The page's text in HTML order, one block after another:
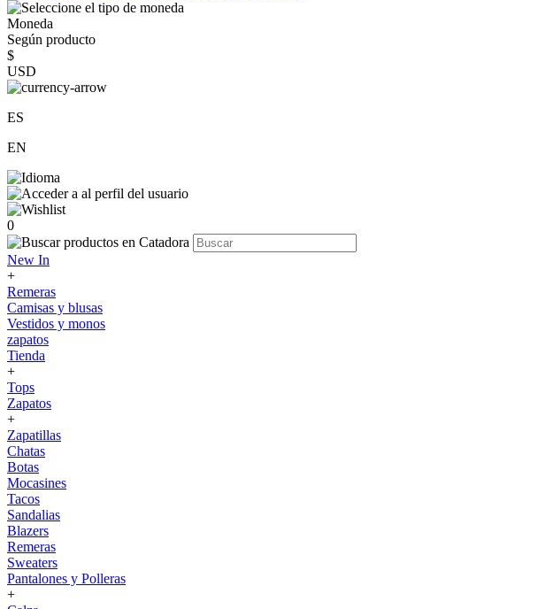
Moneda
Según producto
$
USD
ES
EN
0
New In
+
Remeras
Camisas y blusas
Vestidos y monos
zapatos
Tienda
+
Tops
Zapatos
+
Zapatillas
Chatas
Botas
Mocasines
Tacos
Sandalias
Blazers
Remeras
Sweaters
Pantalones y Polleras
+